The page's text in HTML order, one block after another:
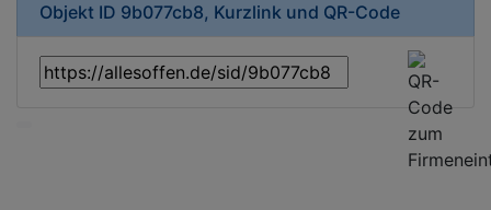
Objekt ID 9b077cb8, Kurzlink und QR-Code